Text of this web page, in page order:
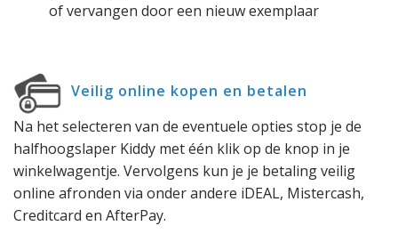
of vervangen door een nieuw exemplaar
Veilig online kopen en betalen
Na het selecteren van de eventuele opties stop je de
halfhoogslaper Kiddy met één klik op de knop in je
winkelwagentje. Vervolgens kun je je betaling veilig
online afronden via onder andere iDEAL, Mistercash,
Creditcard en AfterPay.